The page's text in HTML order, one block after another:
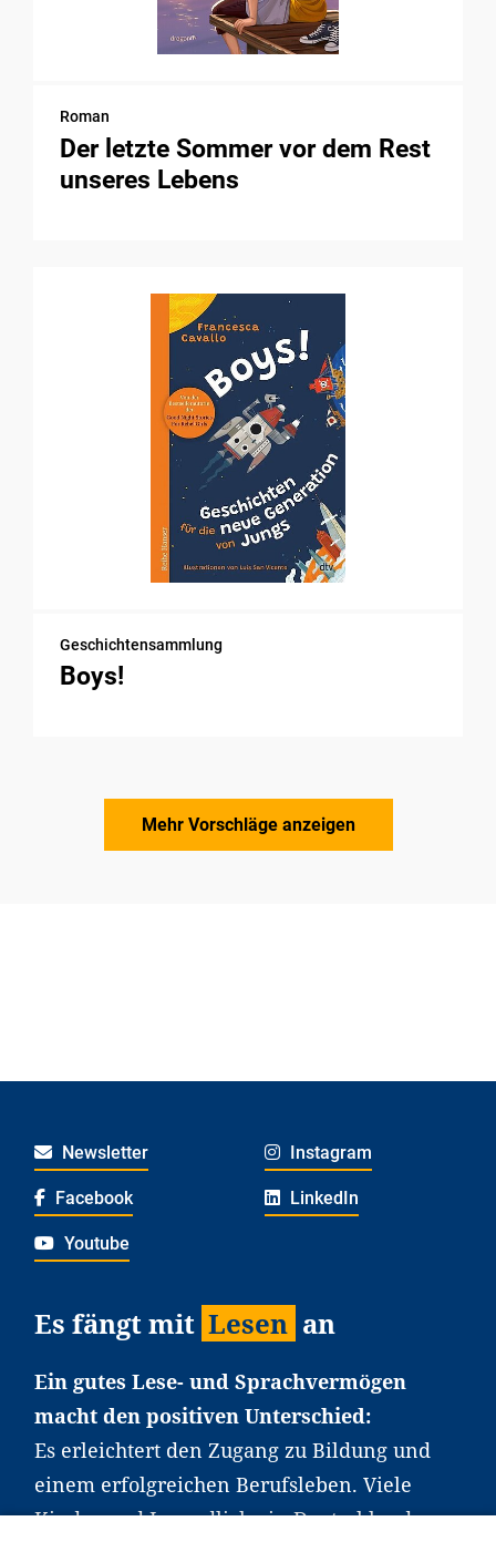
Roman
Der letzte Sommer vor dem Rest
unseres Lebens
Geschichtensammlung
Boys!
Mehr Vorschläge anzeigen
Newsletter Instagram
Facebook LinkedIn
Youtube
Es fängt mit Lesen an
Ein gutes Lese- und Sprachvermögen
macht den positiven Unterschied:
Es erleichtert den Zugang zu Bildung und
einem erfolgreichen Berufsleben. Viele
Kinder und Jugendliche in Deutschland